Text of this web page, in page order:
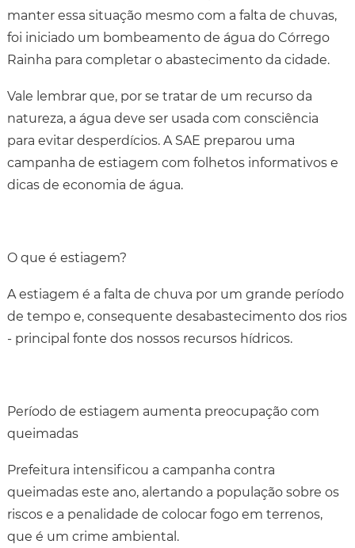
manter essa situação mesmo com a falta de chuvas,
foi iniciado um bombeamento de água do Córrego
Rainha para completar o abastecimento da cidade.
Vale lembrar que, por se tratar de um recurso da
natureza, a água deve ser usada com consciência
para evitar desperdícios. A SAE preparou uma
campanha de estiagem com folhetos informativos e
dicas de economia de água.
O que é estiagem?
A estiagem é a falta de chuva por um grande período
de tempo e, consequente desabastecimento dos rios
- principal fonte dos nossos recursos hídricos.
Período de estiagem aumenta preocupação com
queimadas
Prefeitura intensificou a campanha contra
queimadas este ano, alertando a população sobre os
riscos e a penalidade de colocar fogo em terrenos,
que é um crime ambiental.